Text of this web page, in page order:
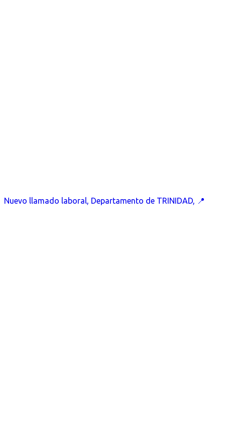
Nuevo llamado laboral, Departamento de TRINIDAD, 📍